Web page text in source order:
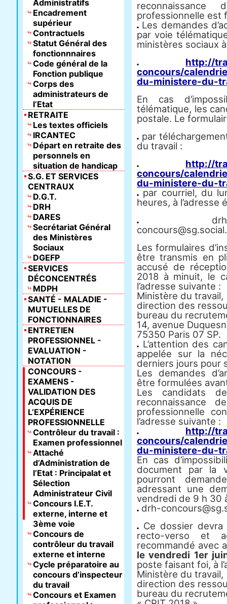
reconnaissance
professionnelle est
Les demandes
par voie
ministères sociaux
http://
concours/
du-ministere-du-
En cas
télématique, les
postale. Le
par
du travail :
http://
concours/
du-ministere-du-
par courriel, du
heures, à l’adresse
drh-
Les formulaires
être transmis en
accusé de
2018 à minuit, le
l’adresse suivante :
Ministère du travail,
direction des
bureau du
14, avenue
75350 Paris 07 SP.
L’attention des
appelée sur la
derniers jours pour
Les demandes
être formulées
Les candidats
reconnaissance
professionnelle
l’adresse suivante :
http://
concours/
du-ministere-du-
En cas
document par la
pourront
adressant une
vendredi de 9 h 30
drh-
Ce dossier
recto-verso et
recommandé avec
le vendredi 1er
poste faisant foi, à
Ministère du travail,
direction des
bureau du
Administratifs
Encadrement
supérieur
Contractuels
Statut Général des
fonctionnnaires
Code général de la
Fonction publique
Corps des
administrateurs de
l’Etat
RETRAITE
Les textes officiels
IRCANTEC
Départ en retraite des
personnels en
situation de handicap
S.G. ET SERVICES
CENTRAUX
D.G.T.
DRH
DARES
Secrétariat Général
des Ministères
Sociaux
DGEFP
SERVICES
DÉCONCENTRÉS
MDPH
SANTÉ - MALADIE -
MUTUELLES DE
FONCTIONNAIRES
ENTRETIEN
PROFESSIONNEL -
EVALUATION -
NOTATION
CONCOURS -
EXAMENS -
VALIDATION DES
ACQUIS DE
L’EXPÉRIENCE
PROFESSIONNELLE
Contrôleur du travail :
Examen professionnel
Attaché
d’Administration de
l’Etat : Principalat et
Sélection
Administrateur Civil
Concours I.E.T.
externe, interne et
3ème voie
Concours de
contrôleur du travail
externe et interne
Cycle préparatoire au
concours d’inspecteur
du travail
Concours et Examen